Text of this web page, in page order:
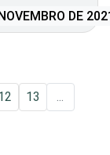
DE
13
...